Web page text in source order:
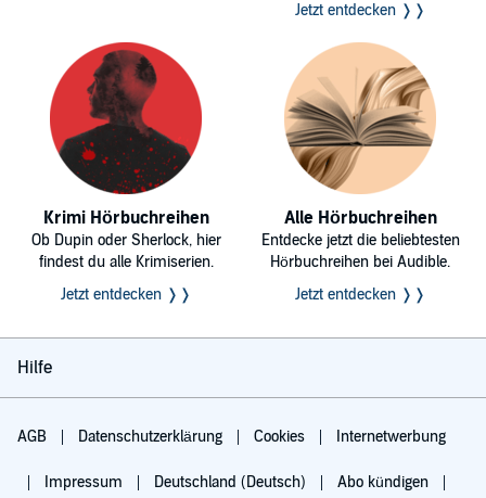
Jetzt entdecken ❭❭
Krimi Hörbuchreihen
Ob Dupin oder Sherlock, hier
findest du alle Krimiserien.
Jetzt entdecken ❭❭
Alle Hörbuchreihen
Entdecke jetzt die beliebtesten
Hörbuchreihen bei Audible.
Jetzt entdecken ❭❭
Hilfe
AGB Datenschutzerklärung Cookies Internetwerbung
Impressum Deutschland (Deutsch) Abo kündigen